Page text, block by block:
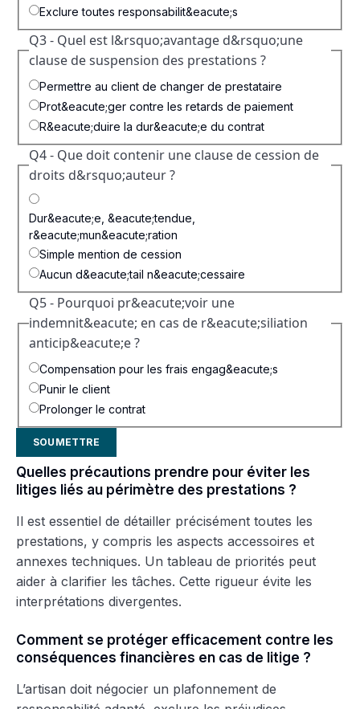
Exclure toutes responsabilit&eacute;s
Q3 - Quel est l&rsquo;avantage d&rsquo;une
clause de suspension des prestations ?
Permettre au client de changer de prestataire
Prot&eacute;ger contre les retards de paiement
R&eacute;duire la dur&eacute;e du contrat
Q4 - Que doit contenir une clause de cession de
droits d&rsquo;auteur ?
Dur&eacute;e, &eacute;tendue,
r&eacute;mun&eacute;ration
Simple mention de cession
Aucun d&eacute;tail n&eacute;cessaire
Q5 - Pourquoi pr&eacute;voir une
indemnit&eacute; en cas de r&eacute;siliation
anticip&eacute;e ?
Compensation pour les frais engag&eacute;s
Punir le client
Prolonger le contrat
SOUMETTRE
Quelles précautions prendre pour éviter les
litiges liés au périmètre des prestations ?
Il est essentiel de détailler précisément toutes les
prestations, y compris les aspects accessoires et
annexes techniques. Un tableau de priorités peut
aider à clarifier les tâches. Cette rigueur évite les
interprétations divergentes.
Comment se protéger efficacement contre les
conséquences financières en cas de litige ?
L’artisan doit négocier un plafonnement de